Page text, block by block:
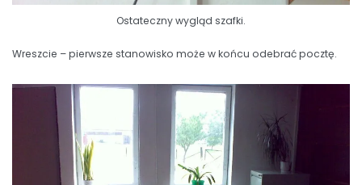
Ostateczny wygląd szafki.
Wreszcie – pierwsze stanowisko może w końcu odebrać pocztę.